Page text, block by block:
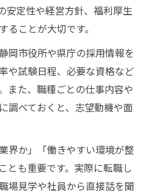
安定性や経営方針、福利厚生
ることが大切です。
岡市役所や県庁の採用情報を
や試験日程、必要な資格など
また、職種ごとの仕事内容や
調べておくと、志望動機や面
界か」「働きやすい環境が整
とも重要です。実際に転職し
場見学や社員から直接話を聞